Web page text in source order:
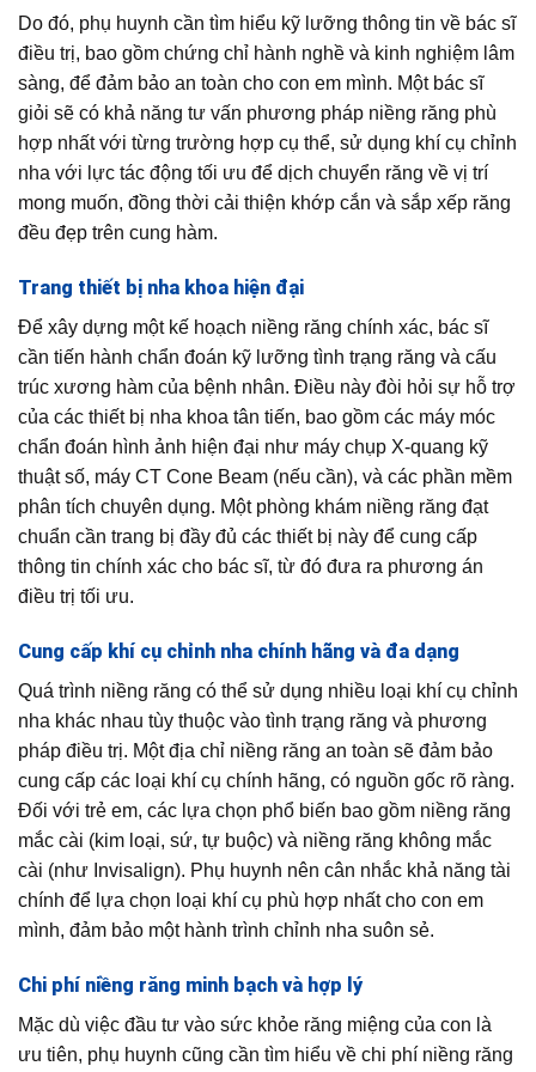
Do đó, phụ huynh cần tìm hiểu kỹ lưỡng thông tin về bác sĩ
điều trị, bao gồm chứng chỉ hành nghề và kinh nghiệm lâm
sàng, để đảm bảo an toàn cho con em mình. Một bác sĩ
giỏi sẽ có khả năng tư vấn phương pháp niềng răng phù
hợp nhất với từng trường hợp cụ thể, sử dụng khí cụ chỉnh
nha với lực tác động tối ưu để dịch chuyển răng về vị trí
mong muốn, đồng thời cải thiện khớp cắn và sắp xếp răng
đều đẹp trên cung hàm.
Trang thiết bị nha khoa hiện đại
Để xây dựng một kế hoạch niềng răng chính xác, bác sĩ
cần tiến hành chẩn đoán kỹ lưỡng tình trạng răng và cấu
trúc xương hàm của bệnh nhân. Điều này đòi hỏi sự hỗ trợ
của các thiết bị nha khoa tân tiến, bao gồm các máy móc
chẩn đoán hình ảnh hiện đại như máy chụp X-quang kỹ
thuật số, máy CT Cone Beam (nếu cần), và các phần mềm
phân tích chuyên dụng. Một phòng khám niềng răng đạt
chuẩn cần trang bị đầy đủ các thiết bị này để cung cấp
thông tin chính xác cho bác sĩ, từ đó đưa ra phương án
điều trị tối ưu.
Cung cấp khí cụ chỉnh nha chính hãng và đa dạng
Quá trình niềng răng có thể sử dụng nhiều loại khí cụ chỉnh
nha khác nhau tùy thuộc vào tình trạng răng và phương
pháp điều trị. Một địa chỉ niềng răng an toàn sẽ đảm bảo
cung cấp các loại khí cụ chính hãng, có nguồn gốc rõ ràng.
Đối với trẻ em, các lựa chọn phổ biến bao gồm niềng răng
mắc cài (kim loại, sứ, tự buộc) và niềng răng không mắc
cài (như Invisalign). Phụ huynh nên cân nhắc khả năng tài
chính để lựa chọn loại khí cụ phù hợp nhất cho con em
mình, đảm bảo một hành trình chỉnh nha suôn sẻ.
Chi phí niềng răng minh bạch và hợp lý
Mặc dù việc đầu tư vào sức khỏe răng miệng của con là
ưu tiên, phụ huynh cũng cần tìm hiểu về chi phí niềng răng